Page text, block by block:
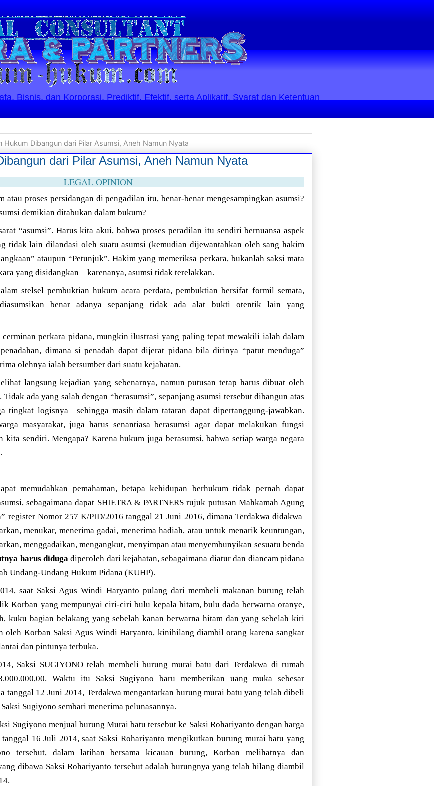
Bisnis, dan Korporasi. Prediktif, Efektif, serta Aplikatif. Syarat dan Ketentuan
Hukum Dibangun dari Pilar Asumsi, Aneh Namun Nyata
dari Pilar Asumsi, Aneh Namun Nyata
LEGAL OPINION
atau proses persidangan di pengadilan itu, benar-benar mengesampingkan asumsi?
demikian ditabukan dalam bukum?
“asumsi”. Harus kita akui, bahwa proses peradilan itu sendiri bernuansa aspek
tidak lain dilandasi oleh suatu asumsi (kemudian dijewantahkan oleh sang hakim
ataupun “Petunjuk”. Hakim yang memeriksa perkara, bukanlah saksi mata
yang disidangkan—karenanya, asumsi tidak terelakkan.
stelsel pembuktian hukum acara perdata, pembuktian bersifat formil semata,
benar adanya sepanjang tidak ada alat bukti otentik lain yang
perkara pidana, mungkin ilustrasi yang paling tepat mewakili ialah dalam
dimana si penadah dapat dijerat pidana bila dirinya “patut menduga”
olehnya ialah bersumber dari suatu kejahatan.
langsung kejadian yang sebenarnya, namun putusan tetap harus dibuat oleh
ada yang salah dengan “berasumsi”, sepanjang asumsi tersebut dibangun atas
tingkat logisnya—sehingga masih dalam tataran dapat dipertanggung-jawabkan.
masyarakat, juga harus senantiasa berasumsi agar dapat melakukan fungsi
kita sendiri. Mengapa? Karena hukum juga berasumsi, bahwa setiap warga negara
memudahkan pemahaman, betapa kehidupan berhukum tidak pernah dapat
sebagaimana dapat SHIETRA & PARTNERS rujuk putusan Mahkamah Agung
register Nomor 257 K/PID/2016 tanggal 21 Juni 2016, dimana Terdakwa didakwa
menukar, menerima gadai, menerima hadiah, atau untuk menarik keuntungan,
menggadaikan, mengangkut, menyimpan atau menyembunyikan sesuatu benda
harus didugadiperoleh dari kejahatan, sebagaimana diatur dan diancam pidana
Undang-Undang Hukum Pidana (KUHP).
saat Saksi Agus Windi Haryanto pulang dari membeli makanan burung telah
Korban yang mempunyai ciri-ciri bulu kepala hitam, bulu dada berwarna oranye,
kuku bagian belakang yang sebelah kanan berwarna hitam dan yang sebelah kiri
oleh Korban Saksi Agus Windi Haryanto, kinihilang diambil orang karena sangkar
dan pintunya terbuka.
Saksi SUGIYONO telah membeli burung murai batu dari Terdakwa di rumah
Waktu itu Saksi Sugiyono baru memberikan uang muka sebesar
tanggal 12 Juni 2014, Terdakwa mengantarkan burung murai batu yang telah dibeli
Sugiyono sembari menerima pelunasannya.
Sugiyono menjual burung Murai batu tersebut ke Saksi Rohariyanto dengan harga
tanggal 16 Juli 2014, saat Saksi Rohariyanto mengikutkan burung murai batu yang
tersebut, dalam latihan bersama kicauan burung, Korban melihatnya dan
dibawa Saksi Rohariyanto tersebut adalah burungnya yang telah hilang diambil